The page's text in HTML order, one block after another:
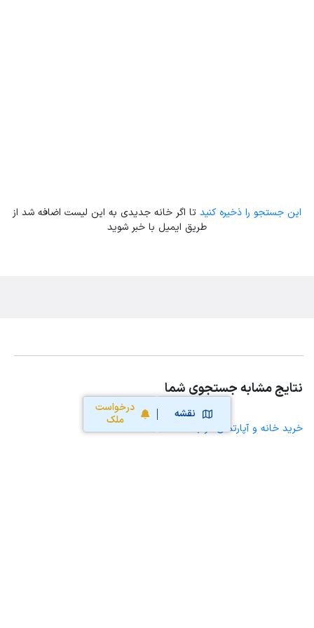
نقشه
درخواست
ملک
این جستجو را ذخیره کنید تا اگر خانه جدیدی به این لیست اضافه شد از
طریق ایمیل با خبر شوید
نتایج مشابه جستجوی شما
خرید خانه و آپارتمان در بنک